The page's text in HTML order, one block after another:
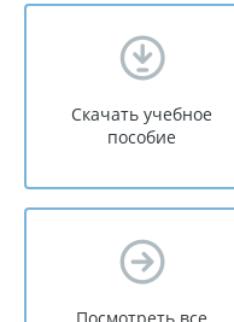
Скачать учебное
пособие